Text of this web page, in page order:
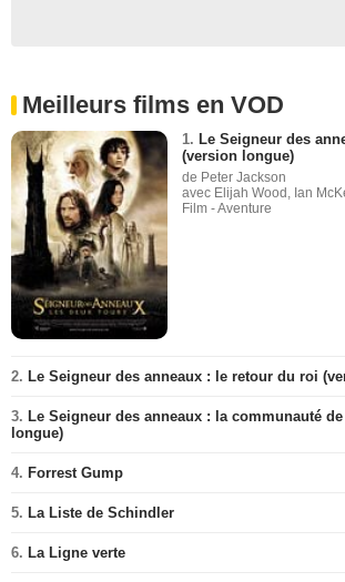
Meilleurs films en VOD
1. Le Seigneur des
(version longue)
de Peter Jackson
avec Elijah Wood, Ian
Film - Aventure
2. Le Seigneur des anneaux : le retour du roi
3. Le Seigneur des anneaux : la communauté
longue)
4. Forrest Gump
5. La Liste de Schindler
6. La Ligne verte